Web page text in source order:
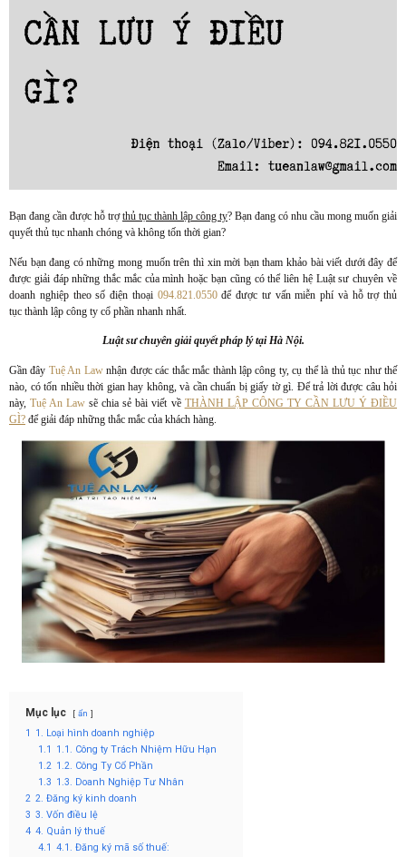
Bạn đang cần được hỗ trợthủ tục thành lập công ty? Bạn đang có nhu cầu mong muốn giải
quyết thủ tục nhanh chóng và không tốn thời gian?
Nếu bạn đang có những mong muốn trên thì xin mời bạn tham khảo bài viết dưới đây để
được giải đáp những thắc mắc của mình hoặc bạn cũng có thể liên hệ Luật sư chuyên về
doanh nghiệp theo số điện thoại 094.821.0550để được tư vấn miễn phí và hỗ trợ thủ
tục thành lập công ty cổ phần nhanh nhất.
Luật sư chuyên giải quyết pháp lý tại Hà Nội.
Gần đây Tuệ An Lawnhận được các thắc mắc thành lập công ty, cụ thể là thủ tục như thế
nào, có tốn nhiều thời gian hay không, và cần chuẩn bị giấy tờ gì. Để trả lời được câu hỏi
này,Tuệ An Law sẽ chia sẻ bài viết về THÀNH LẬP CÔNG TY CẦN LƯU Ý ĐIỀU
GÌ? để giải đáp những thắc mắc của khách hàng.
Mục lục ẩn
1
1. Loại hình doanh nghiệp
1.1
1.1. Công ty Trách Nhiệm Hữu Hạn
1.2 1.2. Công Ty Cổ Phần
1.3 1.3. Doanh Nghiệp Tư Nhân
2 2. Đăng ký kinh doanh
3 3. Vốn điều lệ
4 4. Quản lý thuế
4.1 4.1. Đăng ký mã số thuế: